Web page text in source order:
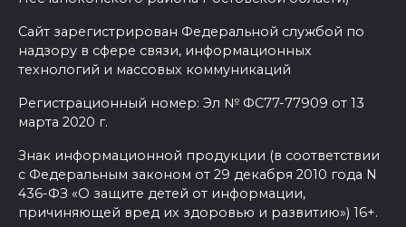
Стартует прием заявок
центра «Мой бизнес» на
поддержку от донских
кластеров
Антитренд сезона:
жительница Волгодонска
Сайт зарегистрирован Федеральной службой по
надзору в сфере связи, информационных
технологий и массовых коммуникаций
Регистрационный номер: Эл № ФС77-77909 от 13
марта 2020 г.
Знак информационной продукции (в соответствии
с Федеральным законом от 29 декабря 2010 года N
436-ФЗ «О защите детей от информации,
причиняющей вред их здоровью и развитию») 16+.